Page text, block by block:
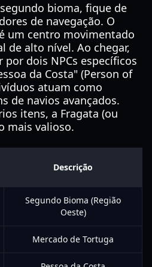
bioma, fique de
de navegação. O
um centro movimentado
de alto nível. Ao chegar,
dois NPCs específicos
da Costa" (Person of
atuam como
de navios avançados.
itens, a Fragata (ou
mais valioso.
Descrição
Segundo Bioma (Região
Oeste)
Mercado de Tortuga